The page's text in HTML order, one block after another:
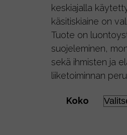
keskiajalla
käsitiskiaine on
Tuote on
suojeleminen,
sekä ihmisten ja
liiketoiminnan
Koko